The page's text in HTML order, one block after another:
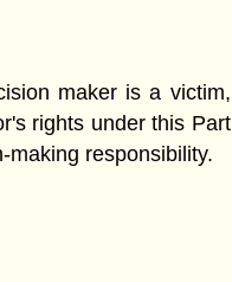
maker is a victim,
rights under this Part
making responsibility.